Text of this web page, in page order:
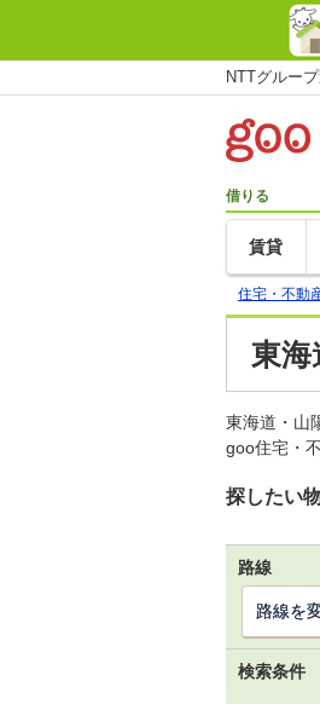
NTTグルー
借りる
賃貸
住宅・不動
東
東海道・山
goo住宅・
探したい
路線
路線を
検索条件